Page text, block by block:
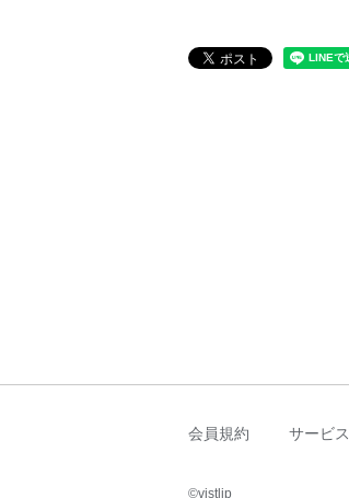
会員規約 サービス
©︎vistlip